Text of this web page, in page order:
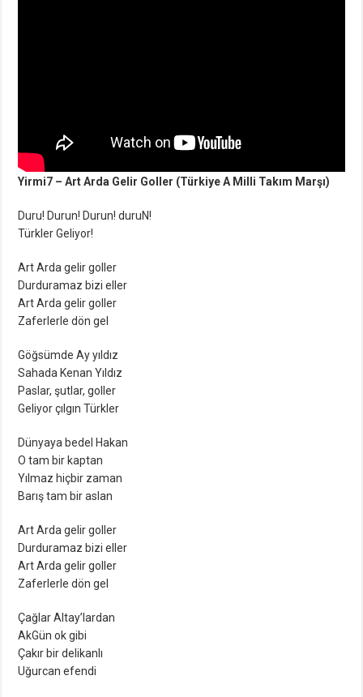
Yirmi7 – Art Arda Gelir Goller (Türkiye A Milli Takım Marşı)
Duru! Durun! Durun! duruN!
Türkler Geliyor!
Art Arda gelir goller
Durduramaz bizi eller
Art Arda gelir goller
Zaferlerle dön gel
Göğsümde Ay yıldız
Sahada Kenan Yıldız
Paslar, şutlar, goller
Geliyor çılgın Türkler
Dünyaya bedel Hakan
O tam bir kaptan
Yılmaz hiçbir zaman
Barış tam bir aslan
Art Arda gelir goller
Durduramaz bizi eller
Art Arda gelir goller
Zaferlerle dön gel
Çağlar Altay’lardan
AkGün ok gibi
Çakır bir delikanlı
Uğurcan efendi